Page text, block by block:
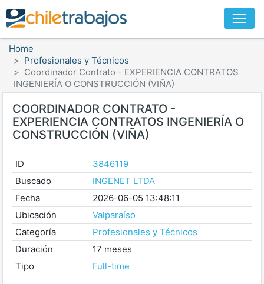
Home
Profesionales y Técnicos
Coordinador Contrato - EXPERIENCIA CONTRATOS
INGENIERÍA O CONSTRUCCIÓN (VIÑA)
COORDINADOR CONTRATO -
EXPERIENCIA CONTRATOS INGENIERÍA O
CONSTRUCCIÓN (VIÑA)
ID
3846119
Buscado
INGENET LTDA
Fecha
2026-06-05 13:48:11
Ubicación
Valparaíso
Categoría
Profesionales y Técnicos
Duración
17 meses
Tipo
Full-time